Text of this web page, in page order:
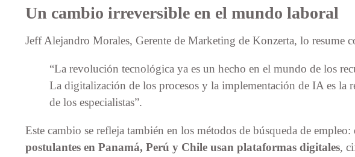
Un cambio irreversible en el mundo laboral
Jeff Alejandro Morales, Gerente de Marketing de Konzerta, lo resume
“La revolución tecnológica ya es un hecho en el mundo de los
La digitalización de los procesos y la implementación de IA es la
de los especialistas”.
Este cambio se refleja también en los métodos de búsqueda de empleo:
postulantes en Panamá, Perú y Chile usan plataformas digitales,